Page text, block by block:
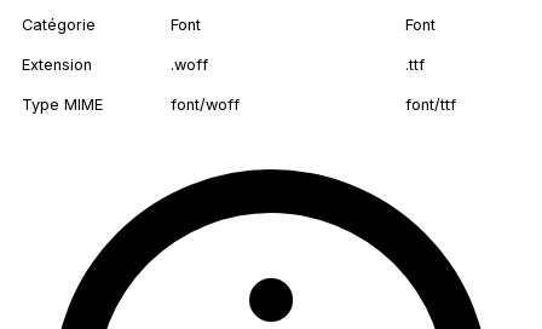
Catégorie Font Font
Extension .woff .ttf
Type MIME font/woff font/ttf